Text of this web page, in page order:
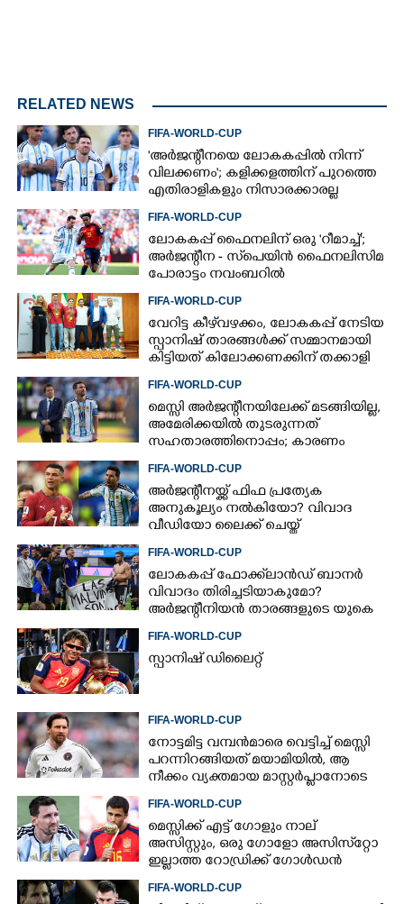
RELATED NEWS
FIFA-WORLD-CUP
'അർജന്റീനയെ ലോകകപ്പിൽ നിന്ന്
വിലക്കണം'; കളിക്കളത്തിന് പുറത്തെ
എതിരാളികളും നിസാരക്കാരല്ല
FIFA-WORLD-CUP
ലോകകപ്പ് ഫൈനലിന് ഒരു 'റീമാച്ച്';
അര്‍ജന്റീന - സ്‌പെയിന്‍ ഫൈനലിസിമ
പോരാട്ടം നവംബറില്‍
FIFA-WORLD-CUP
വേറിട്ട കീഴ്‌‌വഴക്കം,​ ലോകകപ്പ് നേടിയ
സ്പാനിഷ് താരങ്ങൾക്ക് സമ്മാനമായി
കിട്ടിയത് കിലോക്കണക്കിന് തക്കാളി
FIFA-WORLD-CUP
മെസ്സി അര്‍ജന്റീനയിലേക്ക് മടങ്ങിയില്ല,
അമേരിക്കയില്‍ തുടരുന്നത്
സഹതാരത്തിനൊപ്പം; കാരണം
FIFA-WORLD-CUP
അർജന്റീനയ്ക്ക് ഫിഫ പ്രത്യേക
അനുകൂല്യം നൽകിയോ? വിവാദ
വീഡിയോ ലൈക്ക് ചെയ്ത്
FIFA-WORLD-CUP
ലോകകപ്പ് ഫോക്ക്‌ലാൻഡ് ബാനർ
വിവാദം തിരിച്ചടിയാകുമോ?
അർജന്റീനിയൻ താരങ്ങളുടെ യുകെ
FIFA-WORLD-CUP
സ്പാനിഷ് ഡിലൈറ്റ്
FIFA-WORLD-CUP
നോട്ടമിട്ട വമ്പന്‍മാരെ വെട്ടിച്ച് മെസ്സി
പറന്നിറങ്ങിയത് മയാമിയില്‍, ആ
നീക്കം വ്യക്തമായ മാസ്റ്റര്‍പ്ലാനോടെ
FIFA-WORLD-CUP
മെസ്സിക്ക് എട്ട് ഗോളും നാല്
അസിസ്റ്റും, ഒരു ഗോളോ അസിസ്‌റ്റോ
ഇല്ലാത്ത റോഡ്രിക്ക് ഗോള്‍ഡന്‍
FIFA-WORLD-CUP